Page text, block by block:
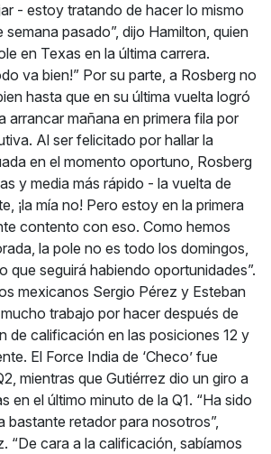
- estoy tratando de hacer lo mismo
semana pasado”, dijo Hamilton, quien
en Texas en la última carrera.
va bien!” Por su parte, a Rosberg no
hasta que en su última vuelta logró
arrancar mañana en primera fila por
Al ser felicitado por hallar la
en el momento oportuno, Rosberg
y media más rápido - la vuelta de
¡la mía no! Pero estoy en la primera
contento con eso. Como hemos
la pole no es todo los domingos,
que seguirá habiendo oportunidades”.
mexicanos Sergio Pérez y Esteban
trabajo por hacer después de
de calificación en las posiciones 12 y
El Force India de ‘Checo’ fue
mientras que Gutiérrez dio un giro a
en el último minuto de la Q1. “Ha sido
bastante retador para nosotros”,
“De cara a la calificación, sabíamos